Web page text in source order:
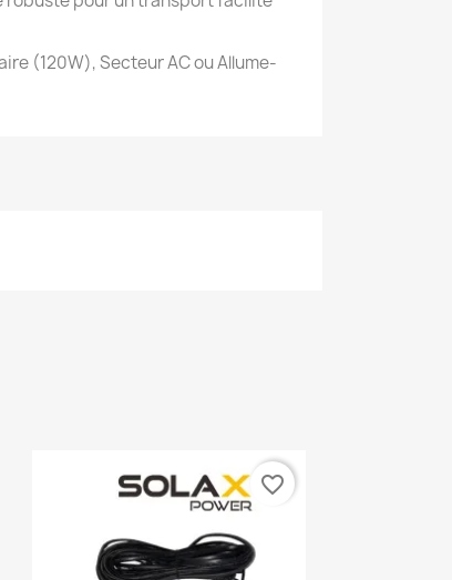
(120W), Secteur AC ou Allume-
favorite_border